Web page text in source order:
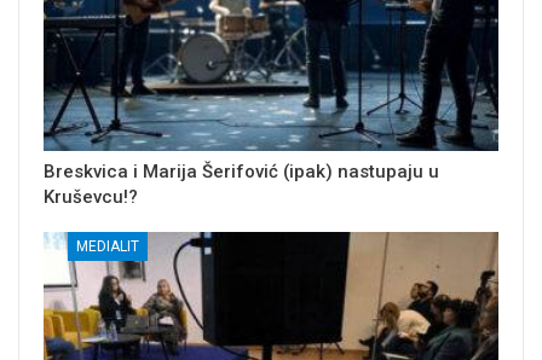
Breskvica i Marija Šerifović (ipak) nastupaju u
Kruševcu!?
MEDIALIT